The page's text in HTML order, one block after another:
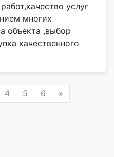
услуг
многих
объекта ,выбор
качественного
4 5 6 »